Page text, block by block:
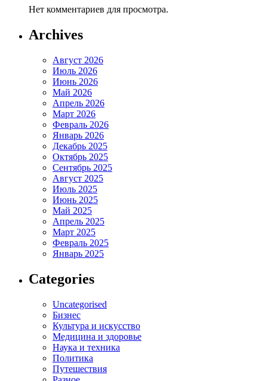
Нет комментариев для просмотра.
Archives
Август 2026
Июль 2026
Июнь 2026
Май 2026
Апрель 2026
Март 2026
Февраль 2026
Январь 2026
Декабрь 2025
Октябрь 2025
Сентябрь 2025
Август 2025
Июль 2025
Июнь 2025
Май 2025
Апрель 2025
Март 2025
Февраль 2025
Январь 2025
Categories
Uncategorised
Бизнес
Культура и искусство
Медицина и здоровье
Наука и техника
Политика
Путешествия